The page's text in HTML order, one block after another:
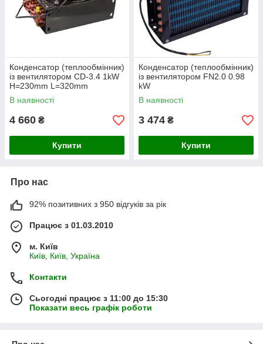
Конденсатор (теплообмінник)
із вентилятором CD-3.4 1kW
H=230mm L=320mm
В наявності
4 660 ₴
Купити
Конденсатор (теплообмінник)
із вентилятором FN2.0 0.98
kW
В наявності
3 474 ₴
Купити
Про нас
92% позитивних з 950 відгуків за рік
Працює з 01.03.2010
м. Київ
Київ, Київ, Україна
Контакти
Сьогодні працює з 11:00 до 15:30
Показати весь графік роботи